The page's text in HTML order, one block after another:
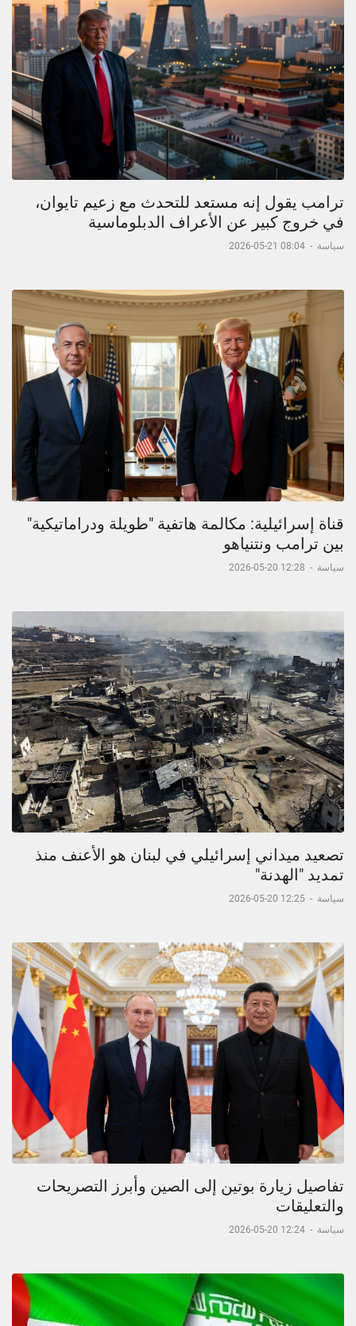
ترامب يقول إنه مستعد للتحدث مع زعيم تايوان،
في خروج كبير عن الأعراف الدبلوماسية
سياسة -
08:04 21-05-2026
قناة إسرائيلية: مكالمة هاتفية "طويلة ودراماتيكية"
بين ترامب ونتنياهو
سياسة -
12:28 20-05-2026
تصعيد ميداني إسرائيلي في لبنان هو الأعنف منذ
تمديد "الهدنة"
سياسة -
12:25 20-05-2026
تفاصيل زيارة بوتين إلى الصين وأبرز التصريحات
والتعليقات
سياسة -
12:24 20-05-2026